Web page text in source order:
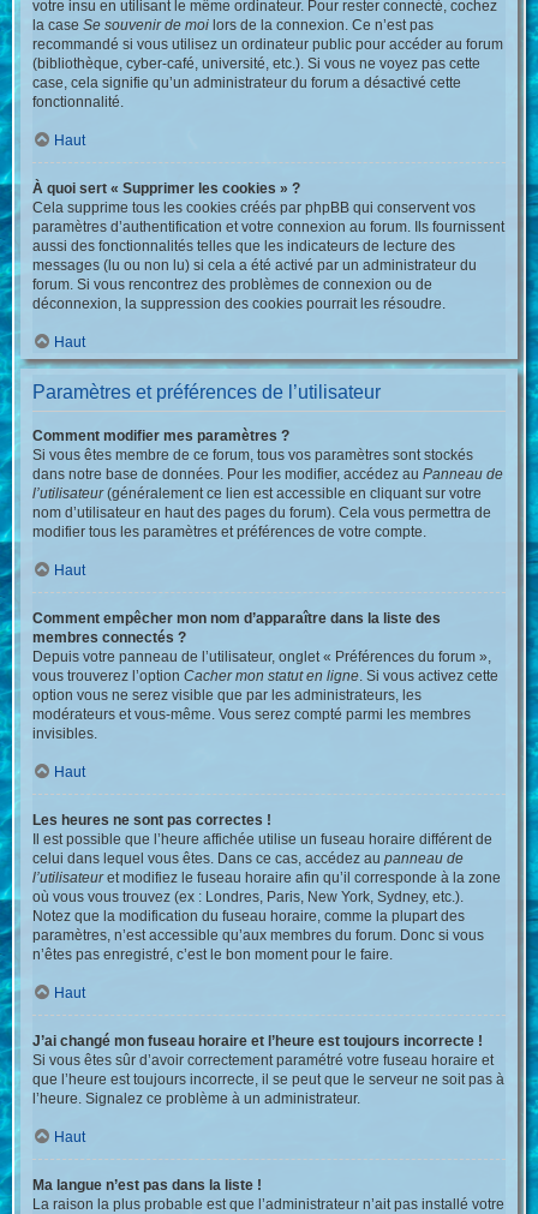
votre insu en utilisant le même ordinateur. Pour rester connecté, cochez
la caseSe souvenir de moi lors de la connexion. Ce n’est pas
recommandé si vous utilisez un ordinateur public pour accéder au forum
(bibliothèque, cyber-café, université, etc.). Si vous ne voyez pas cette
case, cela signifie qu’un administrateur du forum a désactivé cette
fonctionnalité.
Haut
À quoi sert « Supprimer les cookies » ?
Cela supprime tous les cookies créés par phpBB qui conservent vos
paramètres d’authentification et votre connexion au forum. Ils fournissent
aussi des fonctionnalités telles que les indicateurs de lecture des
messages (lu ou non lu) si cela a été activé par un administrateur du
forum. Si vous rencontrez des problèmes de connexion ou de
déconnexion, la suppression des cookies pourrait les résoudre.
Haut
Paramètres et préférences de l’utilisateur
Comment modifier mes paramètres ?
Si vous êtes membre de ce forum, tous vos paramètres sont stockés
dans notre base de données. Pour les modifier, accédez auPanneau de
l’utilisateur(généralement ce lien est accessible en cliquant sur votre
nom d’utilisateur en haut des pages du forum). Cela vous permettra de
modifier tous les paramètres et préférences de votre compte.
Haut
Comment empêcher mon nom d’apparaître dans la liste des
membres connectés ?
Depuis votre panneau de l’utilisateur, onglet « Préférences du forum »,
vous trouverez l’optionCacher mon statut en ligne. Si vous activez cette
option vous ne serez visible que par les administrateurs, les
modérateurs et vous-même. Vous serez compté parmi les membres
invisibles.
Haut
Les heures ne sont pas correctes !
Il est possible que l’heure affichée utilise un fuseau horaire différent de
celui dans lequel vous êtes. Dans ce cas, accédez aupanneau de
l’utilisateuret modifiez le fuseau horaire afin qu’il corresponde à la zone
où vous vous trouvez (ex : Londres, Paris, New York, Sydney, etc.).
Notez que la modification du fuseau horaire, comme la plupart des
paramètres, n’est accessible qu’aux membres du forum. Donc si vous
n’êtes pas enregistré, c’est le bon moment pour le faire.
Haut
J’ai changé mon fuseau horaire et l’heure est toujours incorrecte !
Si vous êtes sûr d’avoir correctement paramétré votre fuseau horaire et
que l’heure est toujours incorrecte, il se peut que le serveur ne soit pas à
l’heure. Signalez ce problème à un administrateur.
Haut
Ma langue n’est pas dans la liste !
La raison la plus probable est que l’administrateur n’ait pas installé votre